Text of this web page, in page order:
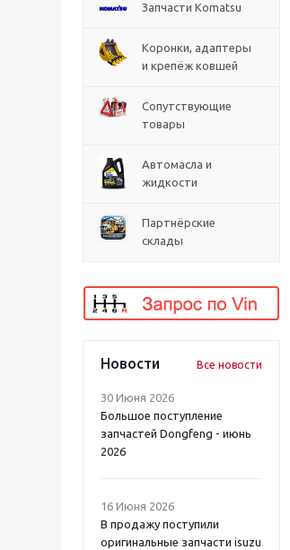
Запчасти Komatsu
Коронки, адаптеры
и крепёж ковшей
Сопутствующие
товары
Автомасла и
жидкости
Партнёрские
склады
Новости Все новости
30 Июня 2026
Большое поступление
запчастей Dongfeng - июнь
2026
16 Июня 2026
В продажу поступили
оригинальные запчасти isuzu